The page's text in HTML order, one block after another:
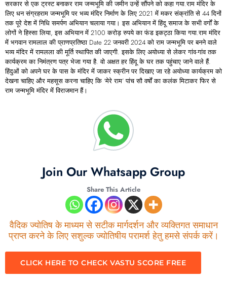
सरकार से एक ट्रस्ट बनाकर राम जन्मभूमि की जमीन उन्हें सौंपने को कहा गया.राम मंदिर के
लिए धन संग्रहराम जन्मभूमि पर भव्य मंदिर निर्माण के लिए 2021 में मकर संक्रांति से 44 दिनों
तक पूरे देश में निधि समर्पण अभियान चलाया गया। इस अभियान में हिंदू समाज के सभी वर्गों के
लोगों ने हिस्सा लिया, इस अभियान में 2100 करोड़ रुपये का फंड इकट्ठा किया गया.राम मंदिर
में भगवान रामलाल की प्राणप्रतिष्ठा Date 22 जनवरी 2024 को राम जन्मभूमि पर बनने वाले
भव्य मंदिर में रामलला की मूर्ति स्थापित की जाएगी. इसके लिए अयोध्या से लेकर गांव-गांव तक
कार्यक्रम का निमंत्रण पत्र भेजा गया है. वो अक्षत हर हिंदू के घर तक पहुंचाए जाने वाले हैं.
हिंदुओं को अपने घर के पास के मंदिर में जाकर स्क्रीन पर दिखाए जा रहे अयोध्या कार्यक्रम को
देखना चाहिए और महसूस करना चाहिए कि ‘मेरे राम’ पांच सौ वर्षों का कलंक मिटाकर फिर से
राम जन्मभूमि मंदिर में विराजमान हैं।
Join Our Whatsapp Group
Share This Article
वैदिक ज्योतिष के माध्यम से सटीक मार्गदर्शन और व्यक्तिगत समाधान
प्राप्त करने के लिए सशुल्क ज्योतिषीय परामर्श हेतु हमसे संपर्क करें।
CLICK HERE TO CHECK VASTU SCORE FREE